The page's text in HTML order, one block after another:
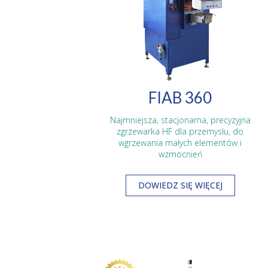
FIAB 360
Najmniejsza, stacjonarna, precyzyjna
zgrzewarka HF dla przemysłu, do
wgrzewania małych elementów i
wzmocnień
DOWIEDZ SIĘ WIĘCEJ